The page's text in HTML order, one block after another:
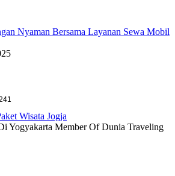
Nyaman Bersama Layanan Sewa Mobil
Yogyakarta Member Of Dunia Traveling